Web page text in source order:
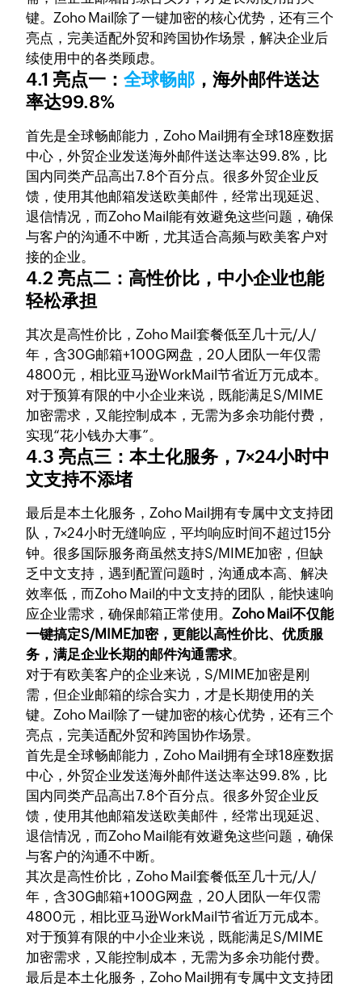
键。Zoho Mail除了一键加密的核心优势，还有三个
亮点，完美适配外贸和跨国协作场景，解决企业后
续使用中的各类顾虑。
4.1 亮点一：全球畅邮 ，海外邮件送达
率达99.8%
首先是全球畅邮能力，Zoho Mail拥有全球18座数据
中心，外贸企业发送海外邮件送达率达99.8%，比
国内同类产品高出7.8个百分点。很多外贸企业反
馈，使用其他邮箱发送欧美邮件，经常出现延迟、
退信情况，而Zoho Mail能有效避免这些问题，确保
与客户的沟通不中断，尤其适合高频与欧美客户对
接的企业。
4.2 亮点二：高性价比，中小企业也能
轻松承担
其次是高性价比，Zoho Mail套餐低至几十元/人/
年，含30G邮箱+100G网盘，20人团队一年仅需
4800元，相比亚马逊WorkMail节省近万元成本。
对于预算有限的中小企业来说，既能满足S/MIME
加密需求，又能控制成本，无需为多余功能付费，
实现“花小钱办大事”。
4.3 亮点三：本土化服务，7×24小时中
文支持不添堵
最后是本土化服务，Zoho Mail拥有专属中文支持团
队，7×24小时无缝响应，平均响应时间不超过15分
钟。很多国际服务商虽然支持S/MIME加密，但缺
乏中文支持，遇到配置问题时，沟通成本高、解决
效率低，而Zoho Mail的中文支持的团队，能快速响
应企业需求，确保邮箱正常使用。Zoho Mail不仅能
一键搞定S/MIME加密，更能以高性价比、优质服
务，满足企业长期的邮件沟通需求。
对于有欧美客户的企业来说，S/MIME加密是刚
需，但企业邮箱的综合实力，才是长期使用的关
键。Zoho Mail除了一键加密的核心优势，还有三个
亮点，完美适配外贸和跨国协作场景。
首先是全球畅邮能力，Zoho Mail拥有全球18座数据
中心，外贸企业发送海外邮件送达率达99.8%，比
国内同类产品高出7.8个百分点。很多外贸企业反
馈，使用其他邮箱发送欧美邮件，经常出现延迟、
退信情况，而Zoho Mail能有效避免这些问题，确保
与客户的沟通不中断。
其次是高性价比，Zoho Mail套餐低至几十元/人/
年，含30G邮箱+100G网盘，20人团队一年仅需
4800元，相比亚马逊WorkMail节省近万元成本。
对于预算有限的中小企业来说，既能满足S/MIME
加密需求，又能控制成本，无需为多余功能付费。
最后是本土化服务，Zoho Mail拥有专属中文支持团